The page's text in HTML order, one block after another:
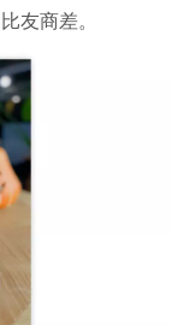
友商差。